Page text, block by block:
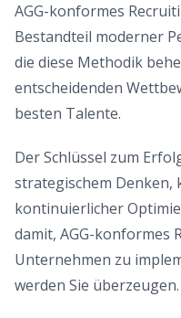
AGG-konformes
Bestandteil moderner
die diese Methodik
entscheidenden
besten Talente.
Der Schlüssel zum
strategischem Denken,
kontinuierlicher
damit, AGG-konformes
Unternehmen zu
werden Sie überzeugen.